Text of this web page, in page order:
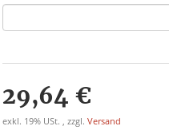
29,64 €
exkl. 19% USt. , zzgl. Versand